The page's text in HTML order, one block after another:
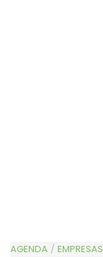
AGENDA / EMPRESAS